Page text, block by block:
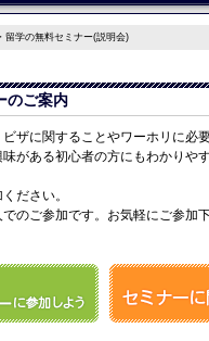
留学の無料セミナー(説明会)
のご案内
ザに関することやワーホリに必要
がある初心者の方にもわかりや
ださい。
のご参加です。お気軽にご参加下